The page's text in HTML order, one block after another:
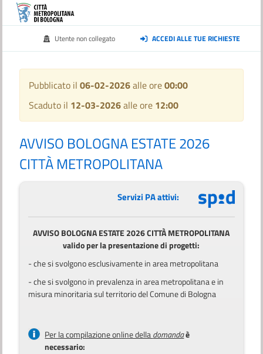
Utente non collegato ACCEDI ALLE TUE RICHIESTE
Pubblicato il 06-02-2026alle ore00:00
Scaduto il 12-03-2026alle ore 12:00
AVVISO BOLOGNA ESTATE 2026
CITTÀ METROPOLITANA
Servizi PA attivi:
AVVISO BOLOGNA ESTATE 2026 CITTÀ METROPOLITANA
valido per la presentazione di progetti:
- che si svolgono esclusivamente in area metropolitana
- che si svolgono in prevalenza in area metropolitana e in
misura minoritaria sul territorio del Comune di Bologna
Per la compilazione online delladomandaè
necessario: